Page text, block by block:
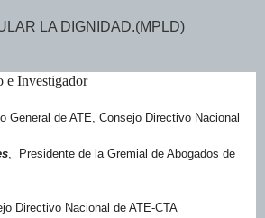
LA DIGNIDAD.(MPLD)
e Investigador
General de ATE, Consejo Directivo Nacional
, Presidente de la Gremial de Abogados de
Directivo Nacional de ATE-CTA